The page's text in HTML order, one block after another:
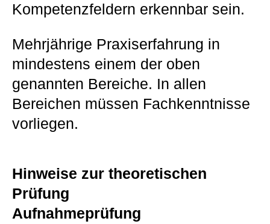
Kompetenzfeldern erkennbar sein.
Mehrjährige Praxiserfahrung in
mindestens einem der oben
genannten Bereiche. In allen
Bereichen müssen Fachkenntnisse
vorliegen.
Hinweise zur theoretischen
Prüfung
Aufnahmeprüfung